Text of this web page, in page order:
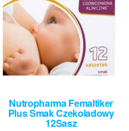
Nutropharma Femaltiker
Plus Smak Czekoladowy
12Sasz